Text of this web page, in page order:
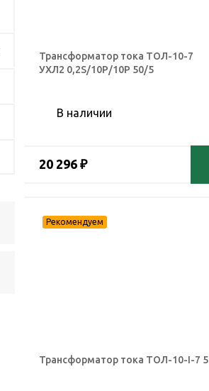
Трансформатор тока ТОЛ-10-7
УХЛ2 0,2S/10Р/10Р 50/5
В наличии
20 296 ₽
Трансформатор тока ТОЛ-10-I-7 5